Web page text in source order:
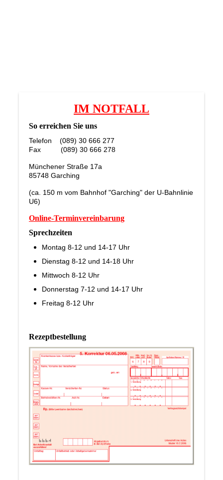
IM NOTFALL
So erreichen Sie uns
Telefon (089) 30 666 277
Fax (089) 30 666 278
Münchener Straße 17a
85748 Garching
(ca. 150 m vom Bahnhof "Garching" der U-Bahnlinie
U6)
Online-Terminvereinbarung
Sprechzeiten
Montag 8-12 und 14-17 Uhr
Dienstag 8-12 und 14-18 Uhr
Mittwoch 8-12 Uhr
Donnerstag 7-12 und 14-17 Uhr
Freitag 8-12 Uhr
Rezeptbestellung